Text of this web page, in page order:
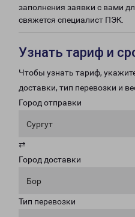
заполнения заявки с вами
свяжется специалист ПЭК.
Узнать тариф и
Чтобы узнать тариф,
доставки, тип перевозки и
Город отправки
Сургут
⇄
Город доставки
Бор
Тип перевозки